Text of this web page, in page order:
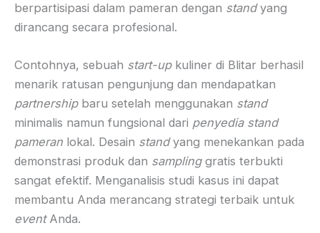
berpartisipasi dalam pameran dengan standyang
dirancang secara profesional.
Contohnya, sebuah start-upkuliner di Blitar berhasil
menarik ratusan pengunjung dan mendapatkan
partnershipbaru setelah menggunakan stand
minimalis namun fungsional dari penyedia stand
pameran lokal. Desain standyang menekankan pada
demonstrasi produk dan samplinggratis terbukti
sangat efektif. Menganalisis studi kasus ini dapat
membantu Anda merancang strategi terbaik untuk
eventAnda.